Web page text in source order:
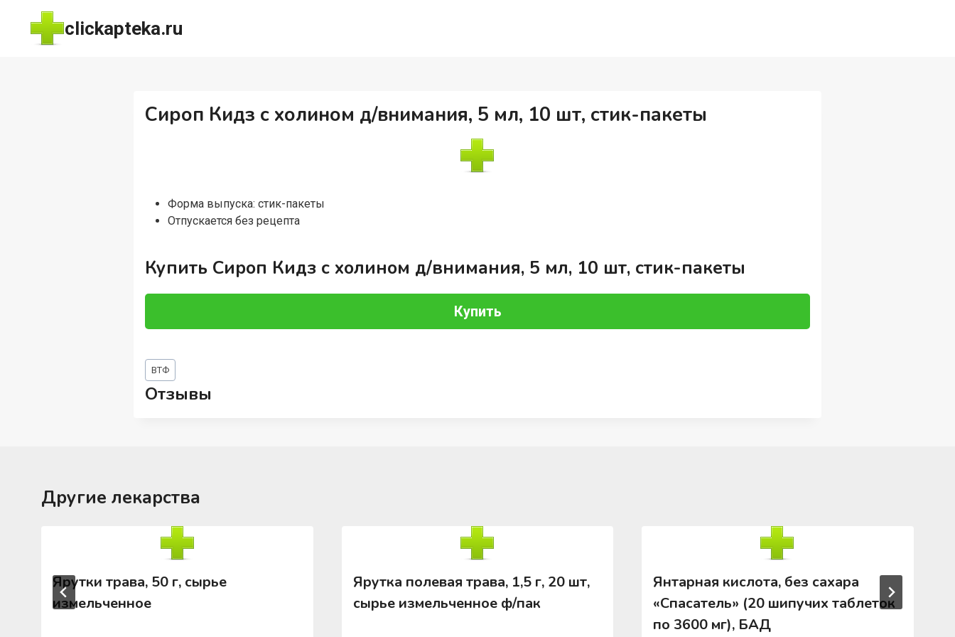
Перейти
содержимому
clickapteka.ru
Сироп Кидз с холином д/внимания, 5 мл, 10 шт, стик-пакеты
Форма выпуска: стик-пакеты
Отпускается без рецепта
Купить Сироп Кидз с холином д/внимания, 5 мл, 10 шт, стик-пакеты
Купить
Метки
записи:
ВТФ
Отзывы
Другие лекарства
Ярутки трава, 50 г, сырье
измельченное
Ярутка полевая трава, 1,5 г, 20 шт,
сырье измельченное ф/пак
Янтарная кислота, без сахара
«Спасатель» (20 шипучих таблеток
по 3600 мг), БАД